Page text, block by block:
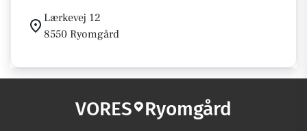
Lærkevej 12
8550 Ryomgård
VORES Ryomgård